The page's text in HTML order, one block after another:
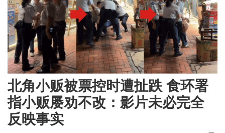
北角小贩被票控时遭扯跌 食环署
指小贩屡劝不改：影片未必完全
反映事实